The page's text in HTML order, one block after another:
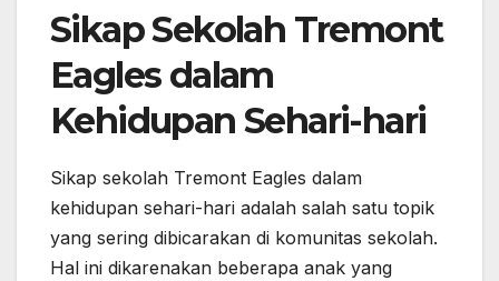
Sikap Sekolah Tremont
Eagles dalam
Kehidupan Sehari-hari
Sikap sekolah Tremont Eagles dalam
kehidupan sehari-hari adalah salah satu topik
yang sering dibicarakan di komunitas sekolah.
Hal ini dikarenakan beberapa anak yang